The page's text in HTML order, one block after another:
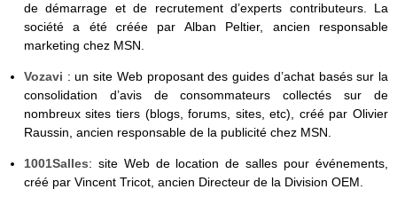
de démarrage et de recrutement d’experts contributeurs. La
société a été créée par Alban Peltier, ancien responsable
marketing chez MSN.
Vozavi : un site Web proposant des guides d’achat basés sur la
consolidation d’avis de consommateurs collectés sur de
nombreux sites tiers (blogs, forums, sites, etc), créé par Olivier
Raussin, ancien responsable de la publicité chez MSN.
1001Salles: site Web de location de salles pour événements,
créé par Vincent Tricot, ancien Directeur de la Division OEM.